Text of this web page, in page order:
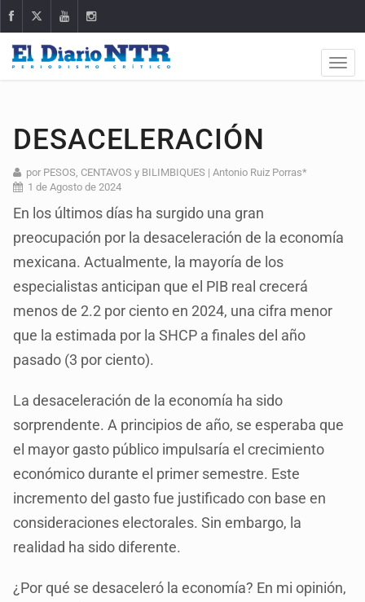
DESACELERACIÓN
por PESOS, CENTAVOS y BILIMBIQUES | Antonio Ruiz Porras*
1 de Agosto de 2024
En los últimos días ha surgido una gran
preocupación por la desaceleración de la economía
mexicana. Actualmente, la mayoría de los
especialistas anticipan que el PIB real crecerá
menos de 2.2 por ciento en 2024, una cifra menor
que la estimada por la SHCP a finales del año
pasado (3 por ciento).
La desaceleración de la economía ha sido
sorprendente. A principios de año, se esperaba que
el mayor gasto público impulsaría el crecimiento
económico durante el primer semestre. Este
incremento del gasto fue justificado con base en
consideraciones electorales. Sin embargo, la
realidad ha sido diferente.
¿Por qué se desaceleró la economía? En mi opinión,